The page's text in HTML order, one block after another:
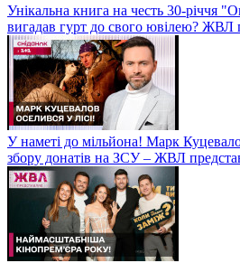
Унікальна книга на честь 30-річчя
вигадав гурт до свого ювілею? ЖВЛ
У наметі до мільйона! Марк
збору донатів на ЗСУ – ЖВЛ